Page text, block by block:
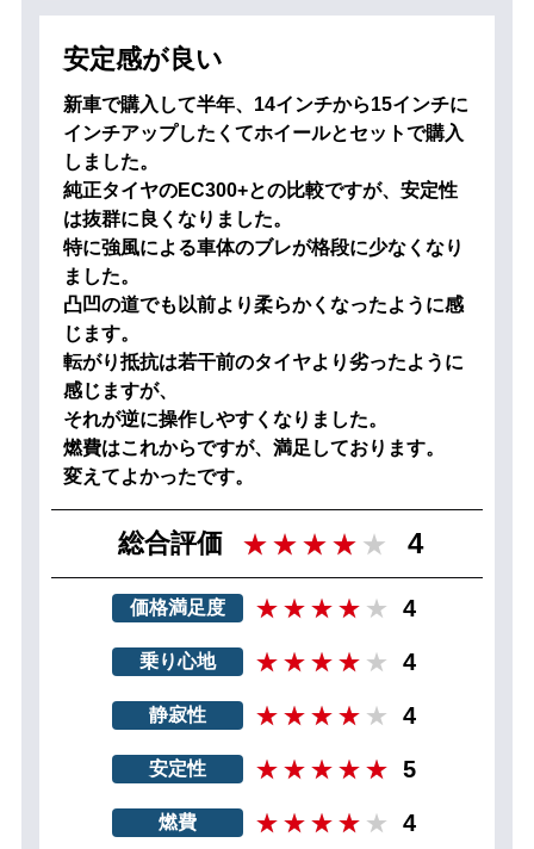
安定感が良い
新車で購入して半年、14インチから15インチに
インチアップしたくてホイールとセットで購入
しました。
純正タイヤのEC300+との比較ですが、安定性
は抜群に良くなりました。
特に強風による車体のブレが格段に少なくなり
ました。
凸凹の道でも以前より柔らかくなったように感
じます。
転がり抵抗は若干前のタイヤより劣ったように
感じますが、
それが逆に操作しやすくなりました。
燃費はこれからですが、満足しております。
変えてよかったです。
総合評価 4
価格満足度 4
乗り心地 4
静寂性 4
安定性 5
燃費 4